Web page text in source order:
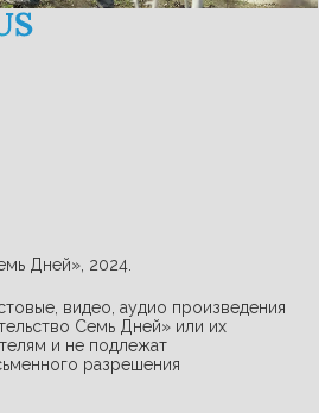
Дней», 2024.
видео, аудио произведения
Семь Дней» или их
и не подлежат
разрешения